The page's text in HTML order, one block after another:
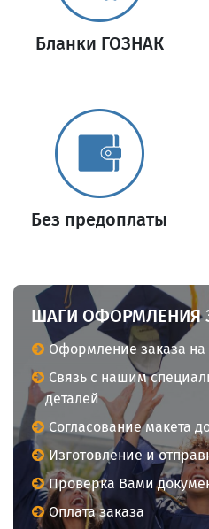
Бланки ГОЗНАК
Без предоплаты
ШАГИ ОФОРМЛЕНИЯ
Оформление заказа
Связь с нашим
деталей
Согласование макета
Изготовление и
Проверка Вами
Оплата заказа